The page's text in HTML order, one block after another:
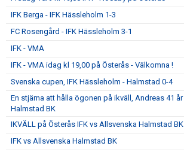
IFK Berga - IFK Hässleholm 1-3
FC Rosengård - IFK Hässleholm 3-1
IFK - VMA
IFK - VMA idag kl 19,00 på Österås - Välkomna !
Svenska cupen, IFK Hässleholm - Halmstad 0-4
En stjärna att hålla ögonen på ikväll, Andreas 41 år
Halmstad BK
IKVÄLL på Österås IFK vs Allsvenska Halmstad BK
IFK vs Allsvenska Halmstad BK